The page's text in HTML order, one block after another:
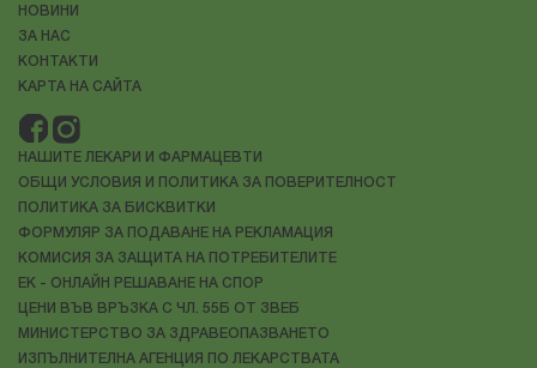
НОВИНИ
ЗА НАС
КОНТАКТИ
КАРТА НА САЙТА
НАШИТЕ ЛЕКАРИ И ФАРМАЦЕВТИ
ОБЩИ УСЛОВИЯ И ПОЛИТИКА ЗА ПОВЕРИТЕЛНОСТ
ПОЛИТИКА ЗА БИСКВИТКИ
ФОРМУЛЯР ЗА ПОДАВАНЕ НА РЕКЛАМАЦИЯ
КОМИСИЯ ЗА ЗАЩИТА НА ПОТРЕБИТЕЛИТЕ
ЕК - ОНЛАЙН РЕШАВАНЕ НА СПОР
ЦЕНИ ВЪВ ВРЪЗКА С ЧЛ. 55Б ОТ ЗВЕБ
МИНИСТЕРСТВО ЗА ЗДРАВЕОПАЗВАНЕТО
ИЗПЪЛНИТЕЛНА АГЕНЦИЯ ПО ЛЕКАРСТВАТА